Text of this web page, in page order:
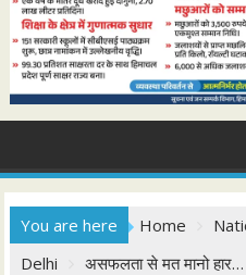
You are here Home
Delhi
असफलता से मत मानो